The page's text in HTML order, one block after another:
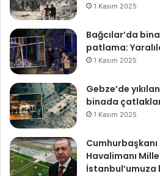
1 Kasım 2025
Bağcılar’da
patlama:
1 Kasım 2025
Gebze’de
binada
1 Kasım 2025
Havalimanı
İstanbul’umuza